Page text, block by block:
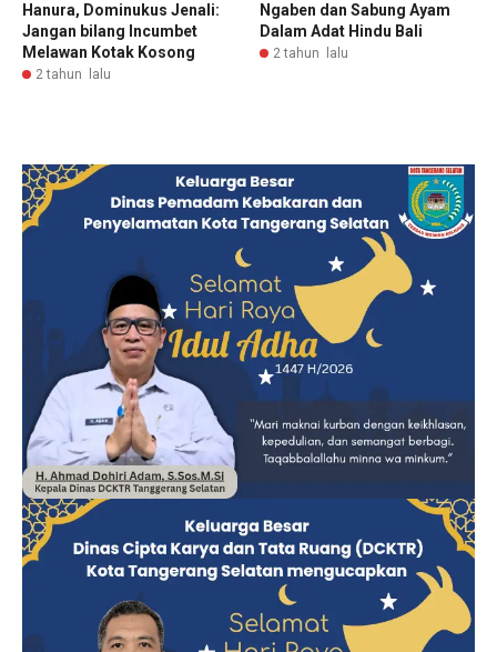
Hanura, Dominukus Jenali:
Jangan bilang Incumbet
Melawan Kotak Kosong
2 tahun lalu
Ngaben dan Sabung Ayam
Dalam Adat Hindu Bali
2 tahun lalu